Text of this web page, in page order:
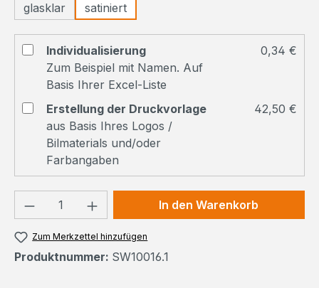
glasklar
satiniert
Individualisierung
Zum Beispiel mit Namen. Auf
Basis Ihrer Excel-Liste
0,34 €
Erstellung der Druckvorlage
aus Basis Ihres Logos /
Bilmaterials und/oder
Farbangaben
42,50 €
Produkt Anzahl: Gib denIn den Warenkorb
Zum Merkzettel hinzufügen
Produktnummer: SW10016.1